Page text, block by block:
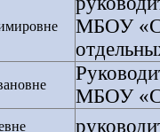
МБОУ
МБОУ